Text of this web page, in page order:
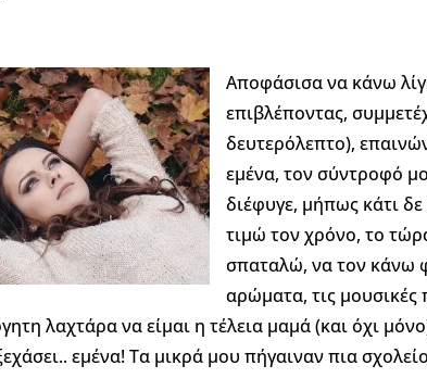
Αποφάσισα να κάνω
επιβλέποντας,
δευτερόλεπτο),
εμένα, τον σύντροφό
διέφυγε, μήπως κάτι
τιμώ τον χρόνο, το
σπαταλώ, να τον κάνω
αρώματα, τις
λαχτάρα να είμαι η τέλεια μαμά (και όχι
εμένα! Τα μικρά μου πήγαιναν πια